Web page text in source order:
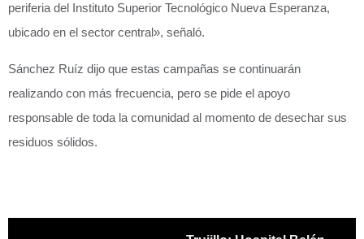
periferia del Instituto Superior Tecnológico Nueva Esperanza,
ubicado en el sector central», señaló.
Sánchez Ruíz dijo que estas campañas se continuarán
realizando con más frecuencia, pero se pide el apoyo
responsable de toda la comunidad al momento de desechar sus
residuos sólidos.